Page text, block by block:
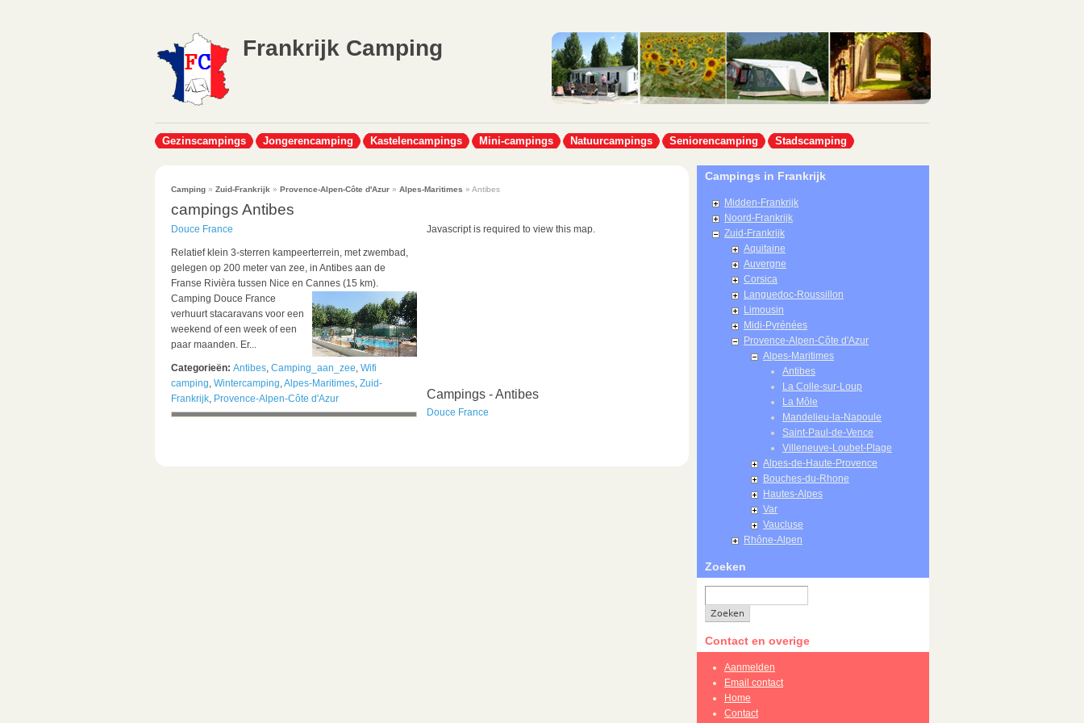
Frankrijk Camping
Gezinscampings Jongerencamping Kastelencampings Mini-campings Natuurcampings Seniorencamping Stadscamping
Camping » Zuid-Frankrijk » Provence-Alpen-Côte d'Azur » Alpes-Maritimes » Antibes
campings Antibes
Douce France
Relatief klein 3-sterren kampeerterrein, met zwembad,
gelegen op 200 meter van zee, in Antibes aan de
Franse Rivièra tussen Nice en Cannes (15 km).
Camping Douce France
verhuurt stacaravans voor een
weekend of een week of een
paar maanden. Er...
Categorieën: Antibes, Camping_aan_zee, Wifi
camping, Wintercamping,Alpes-Maritimes, Zuid-
Frankrijk, Provence-Alpen-Côte d'Azur
Javascript is required to view this map.
Campings - Antibes
Douce France
Campings in Frankrijk
Midden-Frankrijk
Noord-Frankrijk
Zuid-Frankrijk
Aquitaine
Auvergne
Corsica
Languedoc-Roussillon
Limousin
Midi-Pyrénées
Provence-Alpen-Côte d'Azur
Alpes-Maritimes
Antibes
La Colle-sur-Loup
La Môle
Mandelieu-la-Napoule
Saint-Paul-de-Vence
Villeneuve-Loubet-Plage
Alpes-de-Haute-Provence
Bouches-du-Rhone
Hautes-Alpes
Var
Vaucluse
Rhône-Alpen
Zoeken
Contact en overige
Aanmelden
Email contact
Home
Contact